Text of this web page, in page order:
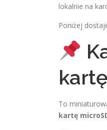
lokalnie na
Poniżej
To
kartę